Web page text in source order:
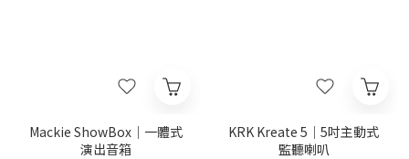
Mackie ShowBox｜一體式
演出音箱
KRK Kreate 5｜5吋主動式
監聽喇叭